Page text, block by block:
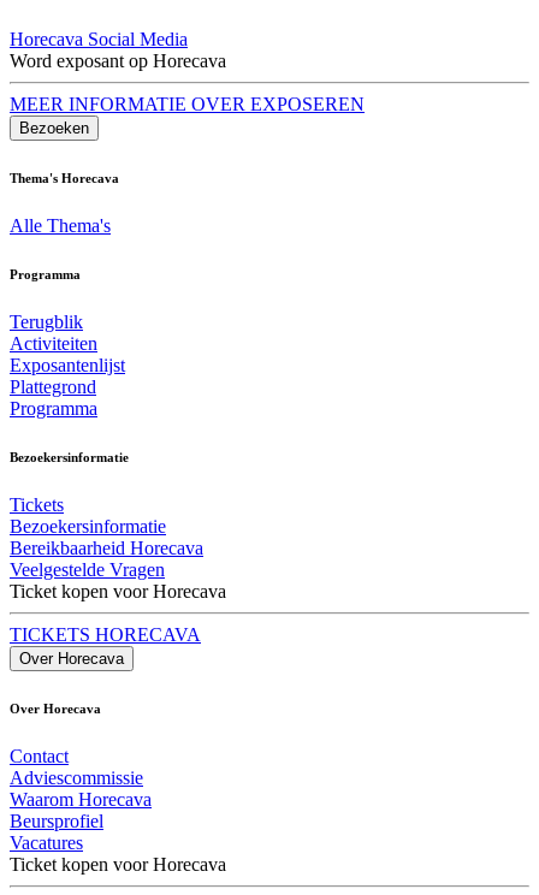
Horecava Social Media
Word exposant op Horecava
MEER INFORMATIE OVER EXPOSEREN
Bezoeken
Thema's Horecava
Alle Thema's
Programma
Terugblik
Activiteiten
Exposantenlijst
Plattegrond
Programma
Bezoekersinformatie
Tickets
Bezoekersinformatie
Bereikbaarheid Horecava
Veelgestelde Vragen
Ticket kopen voor Horecava
TICKETS HORECAVA
Over Horecava
Over Horecava
Contact
Adviescommissie
Waarom Horecava
Beursprofiel
Vacatures
Ticket kopen voor Horecava